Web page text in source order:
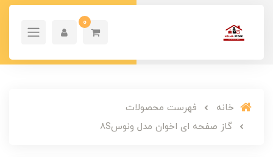
0
خانه
فهرست محصولات
گاز صفحه ای اخوان مدل ونوس8S